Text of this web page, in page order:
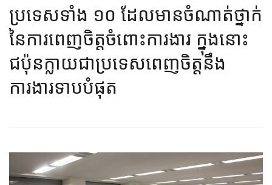
ប្រទេសទាំង ១០ ដែលមា​នចំណាត់ថ្នាក់
នៃការពេញចិត្តចំពោះការងារ ក្នុងនោះ
ជប៉ុនក្លាយជាប្រទេសពេញចិត្តនឹង
ការងារទាបបំផុត​